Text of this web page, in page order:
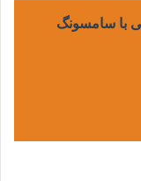
با سامسونگ